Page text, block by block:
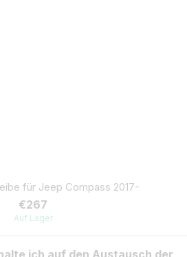
für Jeep Compass 2017-
€267
Auf Lager
ich auf den Austausch der